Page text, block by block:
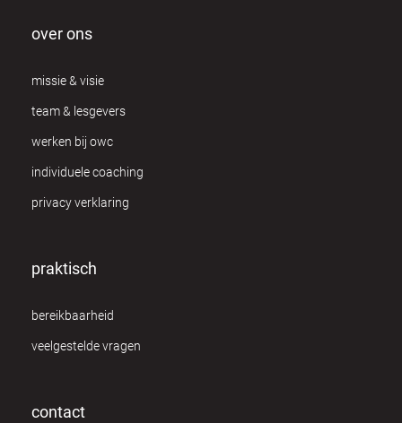
over ons
missie & visie
team & lesgevers
werken bij owc
individuele coaching
privacy verklaring
praktisch
bereikbaarheid
veelgestelde vragen
contact